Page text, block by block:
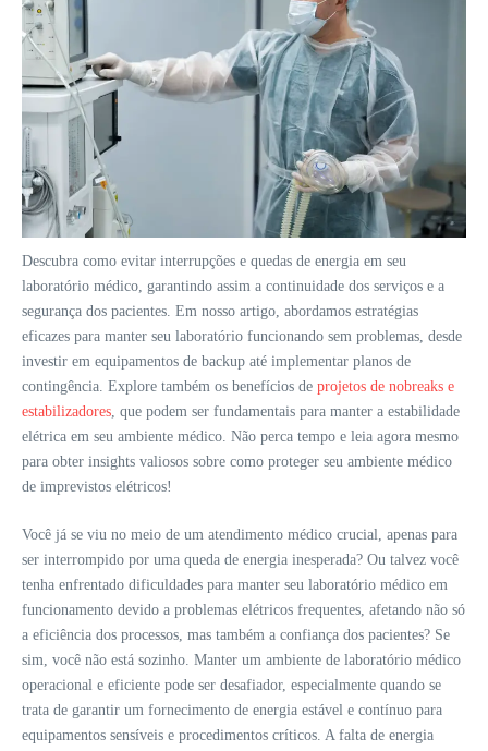
Descubra como evitar interrupções e quedas de energia em seu
laboratório médico, garantindo assim a continuidade dos serviços e a
segurança dos pacientes. Em nosso artigo, abordamos estratégias
eficazes para manter seu laboratório funcionando sem problemas, desde
investir em equipamentos de backup até implementar planos de
contingência. Explore também os benefícios de projetos de nobreaks e
estabilizadores, que podem ser fundamentais para manter a estabilidade
elétrica em seu ambiente médico. Não perca tempo e leia agora mesmo
para obter insights valiosos sobre como proteger seu ambiente médico
de imprevistos elétricos!
Você já se viu no meio de um atendimento médico crucial, apenas para
ser interrompido por uma queda de energia inesperada? Ou talvez você
tenha enfrentado dificuldades para manter seu laboratório médico em
funcionamento devido a problemas elétricos frequentes, afetando não só
a eficiência dos processos, mas também a confiança dos pacientes? Se
sim, você não está sozinho. Manter um ambiente de laboratório médico
operacional e eficiente pode ser desafiador, especialmente quando se
trata de garantir um fornecimento de energia estável e contínuo para
equipamentos sensíveis e procedimentos críticos. A falta de energia